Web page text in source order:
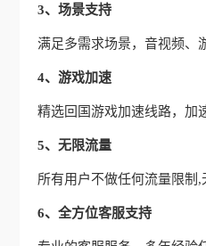
3、场景支持
满足多需求场景，音视频、
4、游戏加速
精选回国游戏加速线路，加
5、无限流量
所有用户不做任何流量限制
6、全方位客服支持